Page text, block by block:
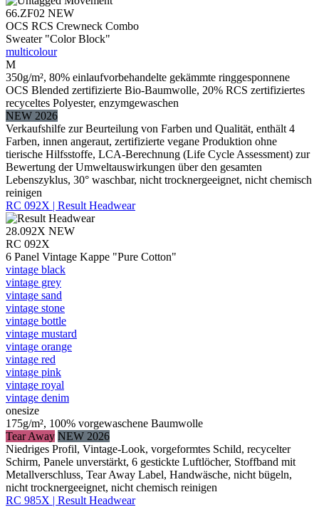
66.ZF02 NEW
OCS RCS Crewneck Combo
Sweater "Color Block"
multicolour
M
350g/m², 80% einlaufvorbehandelte gekämmte ringgesponnene
OCS Blended zertifizierte Bio-Baumwolle, 20% RCS zertifiziertes
recyceltes Polyester, enzymgewaschen
NEW 2026
Verkaufshilfe zur Beurteilung von Farben und Qualität, enthält 4
Farben, innen angeraut, zertifizierte vegane Produktion ohne
tierische Hilfsstoffe, LCA-Berechnung (Life Cycle Assessment) zur
Bewertung der Umweltauswirkungen über den gesamten
Lebenszyklus, 30° waschbar, nicht trocknergeeignet, nicht chemisch
reinigen
RC 092X | Result Headwear
28.092X NEW
RC 092X
6 Panel Vintage Kappe "Pure Cotton"
vintage black
vintage grey
vintage sand
vintage stone
vintage bottle
vintage mustard
vintage orange
vintage red
vintage pink
vintage royal
vintage denim
onesize
175g/m², 100% vorgewaschene Baumwolle
Tear Away NEW 2026
Niedriges Profil, Vintage-Look, vorgeformtes Schild, recycelter
Schirm, Panele unverstärkt, 6 gestickte Luftlöcher, Stoffband mit
Metallverschluss, Tear Away Label, Handwäsche, nicht bügeln,
nicht trocknergeeignet, nicht chemisch reinigen
RC 985X | Result Headwear